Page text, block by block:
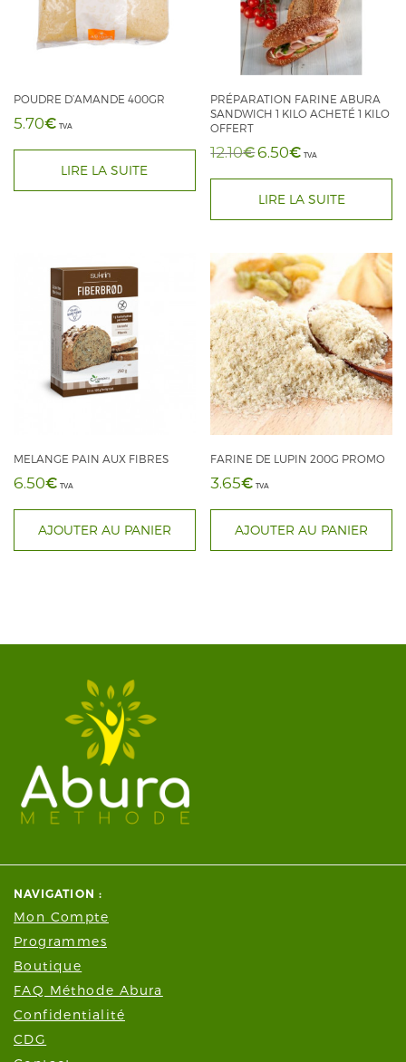
POUDRE D’AMANDE 400GR
5.70€ TVA
LIRE LA SUITE
PRÉPARATION FARINE ABURA
SANDWICH 1 KILO ACHETÉ 1 KILO
OFFERT
12.10€ Le
initial
était :
6.50€Le
actuel
est :
TVA
LIRE LA SUITE
MELANGE PAIN AUX FIBRES
6.50€ TVA
AJOUTER AU PANIER
FARINE DE LUPIN 200G PROMO
3.65€ TVA
AJOUTER AU PANIER
NAVIGATION :
Mon Compte
Programmes
Boutique
FAQ Méthode Abura
Confidentialité
CDG